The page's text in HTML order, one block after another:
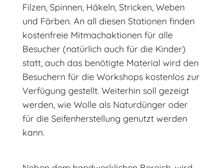
Filzen, Spinnen, Häkeln, Stricken, Weben
und Färben. An all diesen Stationen finden
kostenfreie Mitmachaktionen für alle
Besucher (natürlich auch für die Kinder)
statt, auch das benötigte Material wird den
Besuchern für die Workshops kostenlos zur
Verfügung gestellt. Weiterhin soll gezeigt
werden, wie Wolle als Naturdünger oder
für die Seifenherstellung genutzt werden
kann.